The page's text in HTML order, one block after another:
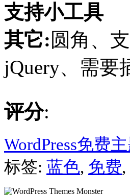
支持小工具
其它:圆角、
jQuery、需要
评分:
WordPress免费
标签: 蓝色, 免费,